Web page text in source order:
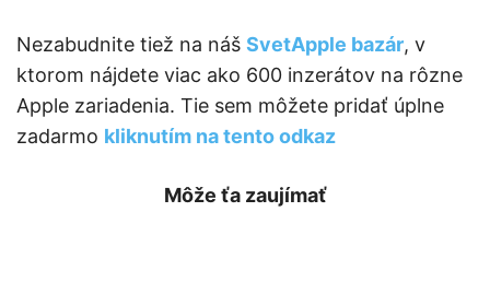
Nezabudnite tiež na náš SvetApple bazár, v
ktorom nájdete viac ako 600 inzerátov na rôzne
Apple zariadenia. Tie sem môžete pridať úplne
zadarmo kliknutím na tento odkaz
Môže ťa zaujímať